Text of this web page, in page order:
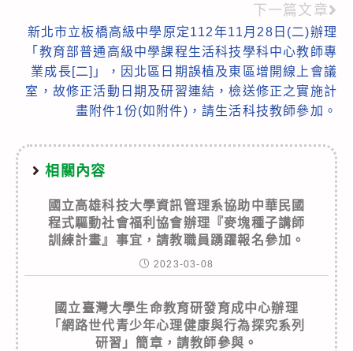
下一篇文章
新北市立板橋高級中學原定112年11月28日(二)辦理
「教育部普通高級中學課程生活科技學科中心教師專
業成長[二]」，因北區日期誤植及東區增開線上會議
室，故修正活動日期及研習連結，檢送修正之實施計
畫附件1份(如附件)，請生活科技教師參加。
相關內容
國立高雄科技大學資訊管理系協助中華民國
程式驅動社會福利協會辦理『麥塊種子講師
訓練計畫』事宜，請教職員踴躍報名參加。
2023-03-08
國立臺灣大學生命教育研發育成中心辦理
「網路世代青少年心理健康與行為探究系列
研習」簡章，請教師參與。